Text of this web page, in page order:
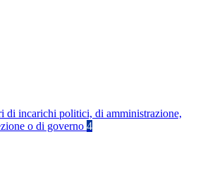
di incarichi politici, di amministrazione,
o di governo 4